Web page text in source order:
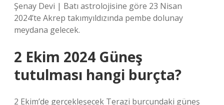
Şenay Devi | Batı astrolojisine göre 23 Nisan
2024’te Akrep takımyıldızında pembe dolunay
meydana gelecek.
2 Ekim 2024 Güneş
tutulması hangi burçta?
2 Ekim’de gerçekleşecek Terazi burcundaki güneş